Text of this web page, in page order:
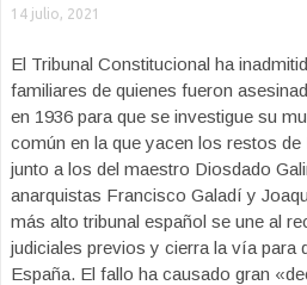
14 julio, 2021
El Tribunal Constitucional ha
familiares de quienes fueron
en 1936 para que se investigue su
común en la que yacen los restos
junto a los del maestro Diosdado
anarquistas Francisco Galadí y
más alto tribunal español se une al
judiciales previos y cierra la vía para
España. El fallo ha causado gran